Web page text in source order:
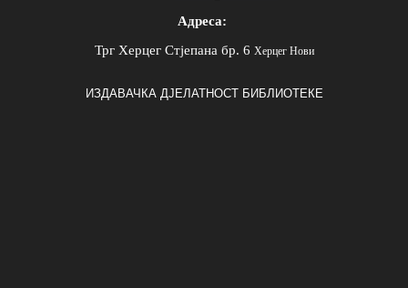
Адреса:
Трг Херцег Стјепана бр. 6 Херцег Нови
ИЗДАВАЧКА ДЈЕЛАТНОСТ БИБЛИОТЕКЕ